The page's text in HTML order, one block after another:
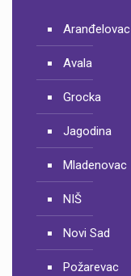
Aranđelovac
Avala
Grocka
Jagodina
Mladenovac
NIŠ
Novi Sad
Požarevac